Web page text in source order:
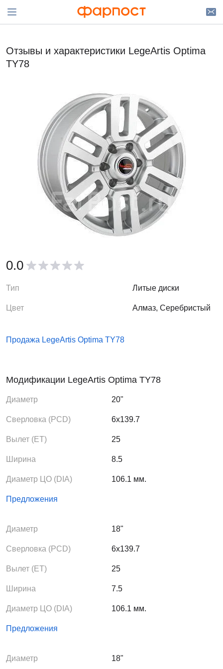
Отзывы и характеристики LegeArtis Optima
TY78
0.0
Тип Литые диски
Цвет Алмаз, Серебристый
Продажа LegeArtis Optima TY78
Модификации LegeArtis Optima TY78
Диаметр 20"
Сверловка (PCD) 6x139.7
Вылет (ЕТ) 25
Ширина 8.5
Диаметр ЦО (DIA) 106.1 мм.
Предложения
Диаметр 18"
Сверловка (PCD) 6x139.7
Вылет (ЕТ) 25
Ширина 7.5
Диаметр ЦО (DIA) 106.1 мм.
Предложения
Диаметр 18"